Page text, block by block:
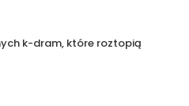
k-dram, które roztopią